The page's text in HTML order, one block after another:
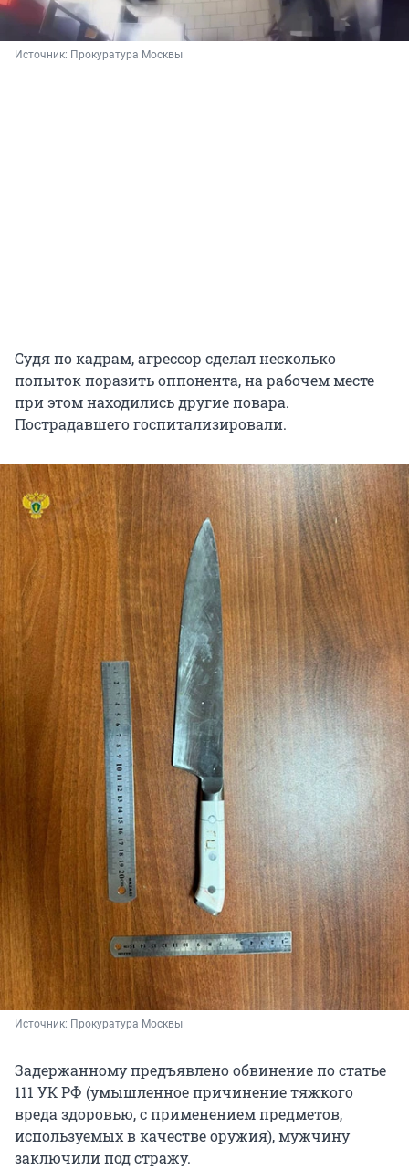
Источник: Прокуратура Москвы
Судя по кадрам, агрессор сделал несколько
попыток поразить оппонента, на рабочем месте
при этом находились другие повара.
Пострадавшего госпитализировали.
Источник: Прокуратура Москвы
Задержанному предъявлено обвинение по статье
111 УК РФ (умышленное причинение тяжкого
вреда здоровью, с применением предметов,
используемых в качестве оружия), мужчину
заключили под стражу.